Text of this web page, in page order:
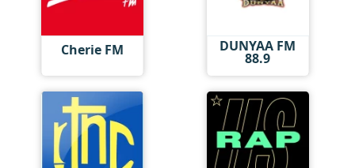
Cherie FM DUNYAA FM
88.9